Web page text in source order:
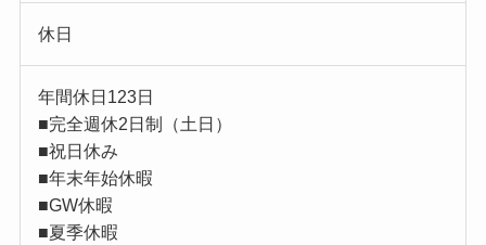
休日
年間休日123日
■完全週休2日制（土日）
■祝日休み
■年末年始休暇
■GW休暇
■夏季休暇